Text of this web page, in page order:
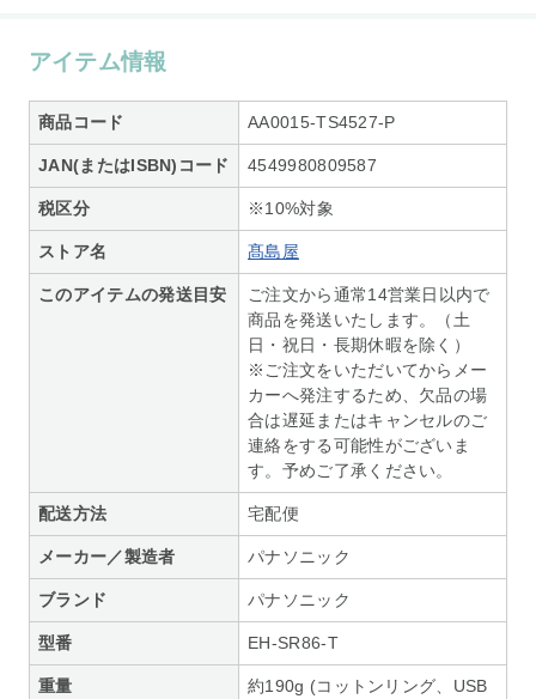
アイテム情報
商品コード AA0015-TS4527-P
JAN(またはISBN)コード 4549980809587
税区分 ※10%対象
ストア名 髙島屋
このアイテムの発送目安
ご注文から通常14営業日以内で
商品を発送いたします。（土
日・祝日・長期休暇を除く）
※ご注文をいただいてからメー
カーへ発注するため、欠品の場
合は遅延またはキャンセルのご
連絡をする可能性がございま
す。予めご了承ください。
配送方法 宅配便
メーカー／製造者 パナソニック
ブランド パナソニック
型番 EH-SR86-T
重量
約190g (コットンリング、USB